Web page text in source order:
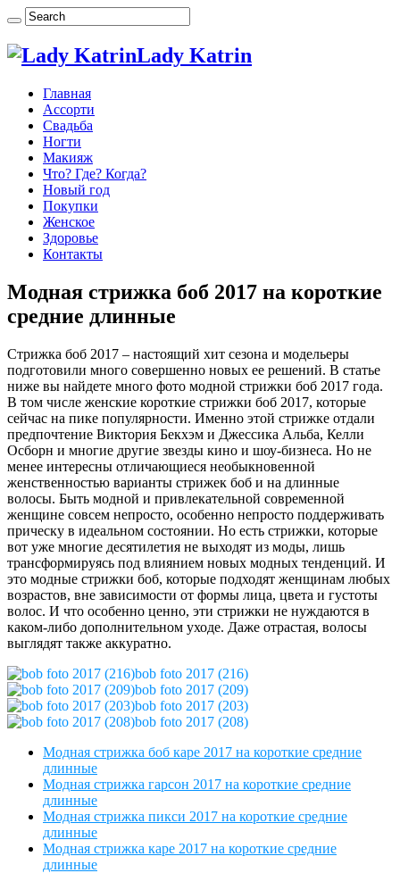
Lady Katrin
Главная
Ассорти
Свадьба
Ногти
Макияж
Что? Где? Когда?
Новый год
Покупки
Женское
Здоровье
Контакты
Модная стрижка боб 2017 на короткие
средние длинные
Стрижка боб 2017 – настоящий хит сезона и модельеры
подготовили много совершенно новых ее решений. В статье
ниже вы найдете много фото модной стрижки боб 2017 года.
В том числе женские короткие стрижки боб 2017, которые
сейчас на пике популярности. Именно этой стрижке отдали
предпочтение Виктория Бекхэм и Джессика Альба, Келли
Осборн и многие другие звезды кино и шоу-бизнеса. Но не
менее интересны отличающиеся необыкновенной
женственностью варианты стрижек боб и на длинные
волосы. Быть модной и привлекательной современной
женщине совсем непросто, особенно непросто поддерживать
прическу в идеальном состоянии. Но есть стрижки, которые
вот уже многие десятилетия не выходят из моды, лишь
трансформируясь под влиянием новых модных тенденций. И
это модные стрижки боб, которые подходят женщинам любых
возрастов, вне зависимости от формы лица, цвета и густоты
волос. И что особенно ценно, эти стрижки не нуждаются в
каком-либо дополнительном уходе. Даже отрастая, волосы
выглядят также аккуратно.
bob foto 2017 (216)
bob foto 2017 (209)
bob foto 2017 (203)
bob foto 2017 (208)
Модная стрижка боб каре 2017 на короткие средние
длинные
Модная стрижка гарсон 2017 на короткие средние
длинные
Модная стрижка пикси 2017 на короткие средние
длинные
Модная стрижка каре 2017 на короткие средние
длинные